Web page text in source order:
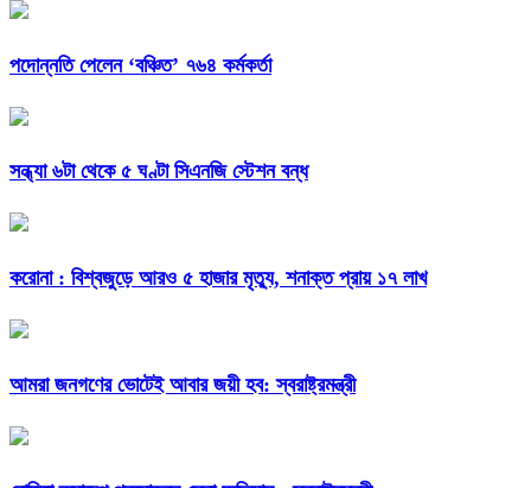
পদোন্নতি পেলেন ‘বঞ্চিত’ ৭৬৪ কর্মকর্তা
সন্ধ্যা ৬টা থেকে ৫ ঘণ্টা সিএনজি স্টেশন বন্ধ
করোনা : বিশ্বজুড়ে আরও ৫ হাজার মৃত্যু, শনাক্ত প্রায় ১৭ লাখ
আমরা জনগণের ভোটেই আবার জয়ী হব: স্বরাষ্ট্রমন্ত্রী